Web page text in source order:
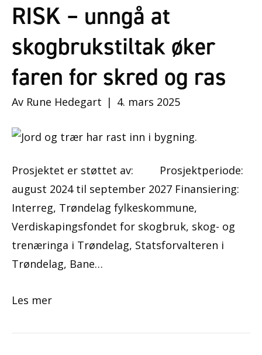
RISK – unngå at
skogbrukstiltak øker
faren for skred og ras
Av Rune Hedegart | 4. mars 2025
Prosjektet er støttet av: Prosjektperiode:
august 2024 til september 2027 Finansiering:
Interreg, Trøndelag fylkeskommune,
Verdiskapingsfondet for skogbruk, skog- og
trenæringa i Trøndelag, Statsforvalteren i
Trøndelag, Bane…
Les mer